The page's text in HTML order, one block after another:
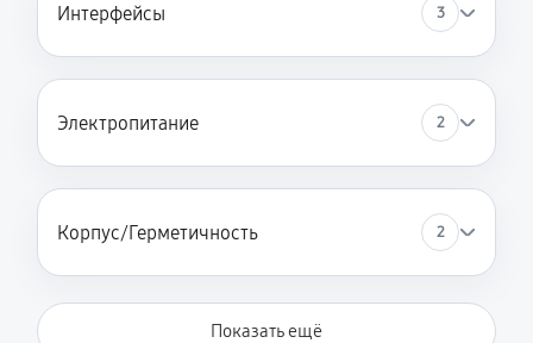
Интерфейсы 3
Электропитание 2
Корпус/Герметичность 2
Показать ещё